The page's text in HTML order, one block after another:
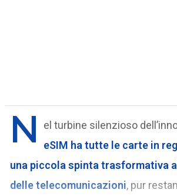
N el turbine silenzioso
eSIM ha tutte le carte in
una piccola spinta trasformativa
delle telecomunicazioni, pur